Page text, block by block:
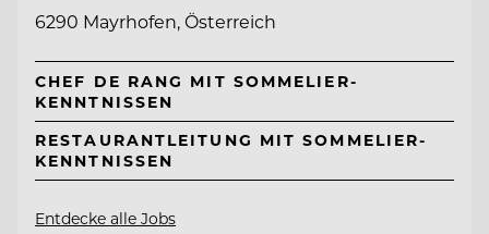
6290 Mayrhofen, Österreich
CHEF DE RANG MIT SOMMELIER-
KENNTNISSEN
RESTAURANTLEITUNG MIT SOMMELIER-
KENNTNISSEN
Entdecke alle Jobs